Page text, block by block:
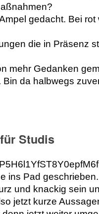
gedacht. Bei
die in Präsenz
mehr Gedanken
da halbwegs
Studis
ins Pad
und knackig sein
jetzt kurze